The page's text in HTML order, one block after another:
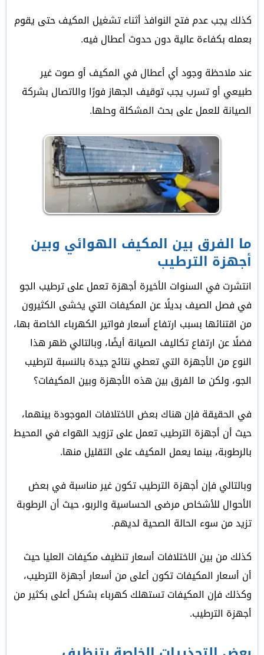
كذلك يجب عدم فتح النوافذ أثناء تشغيل المكيف حتى يقوم
بعمله بكفاءة عالية دون حدوث أعطال فيه.
عند ملاحظة وجود أي أعطال في المكيف أو صوت غير
طبيعي أو تسرب يجب توقيف الجهاز فورًا والاتصال بشركة
الصيانة للعمل على بحث المشكلة وحلها.
ما الفرق بين المكيف الهوائي وبين
أجهزة الترطيب
انتشرت في السنوات الأخيرة أجهزة تعمل على ترطيب الجو
في فصل الصيف بديلًا عن المكيفات التي يخشى الكثيرون
من اقتنائها بسبب ارتفاع أسعار فواتير الكهرباء الخاصة بها،
فضلًا عن ارتفاع تكاليف الصيانة أيضًا، وبالتالي ظهر هذا
النوع من الأجهزة التي تعطي نتائج جيدة بالنسبة لترطيب
الجو، ولكن ما الفرق بين هذه الأجهزة وبين المكيفات؟
في الحقيقة فإن هناك بعض الاختلافات الموجودة بينهما،
حيث أن أجهزة الترطيب تعمل على تزويد الهواء في المحيط
بالرطوبة، بينما يعمل المكيف على التقليل منها.
وبالتالي فإن أجهزة الترطيب تكون غير مناسبة في بعض
الأحوال للأشخاص مرضى الحساسية والربو، حيث أن الرطوبة
تزيد من سوء الحالة الصحية لديهم.
كذلك من بين الاختلافات أسعار تنظيف مكيفات العليا حيث
أن أسعار المكيفات تكون أعلى من أسعار أجهزة الترطيب،
وكذلك فإن المكيفات تستهلك كهرباء بشكل أعلى بكثير من
أجهزة الترطيب.